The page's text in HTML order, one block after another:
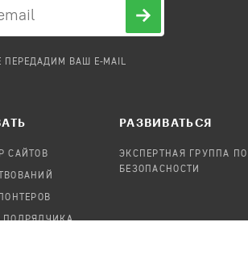
ВАШ E-MAIL
САЙТОВ
РАЗВИВАТЬСЯ
ЭКСПЕРТНАЯ ГРУППА ПО
БЕЗОПАСНОСТИ